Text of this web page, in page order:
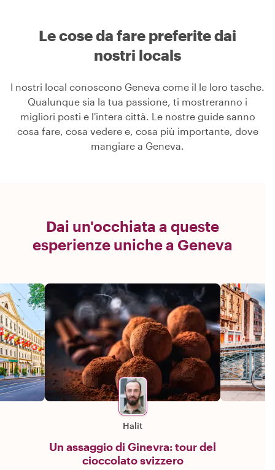
Le cose da fare preferite dai
nostri locals
I nostri local conoscono Geneva come il le loro tasche.
Qualunque sia la tua passione, ti mostreranno i
migliori posti e l'intera città. Le nostre guide sanno
cosa fare, cosa vedere e, cosa più importante, dove
mangiare a Geneva.
Dai un'occhiata a queste
esperienze uniche a Geneva
Halit
Un assaggio di Ginevra: tour del
cioccolato svizzero